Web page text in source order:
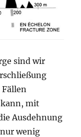
sind wir
mit
Ausdehnung
wenig